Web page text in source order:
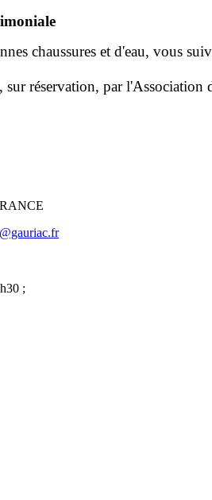
chaussures et d'eau, vous
sur réservation, par l'Association
;